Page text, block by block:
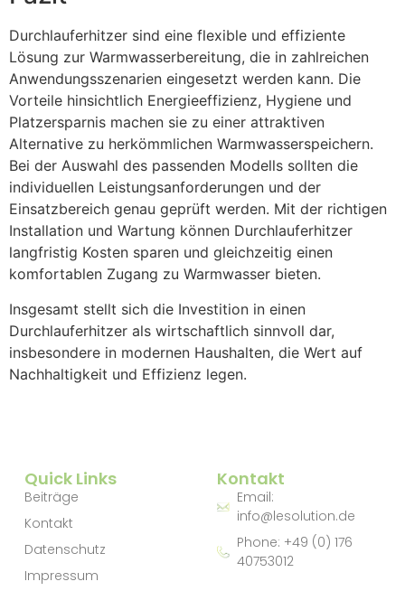
Durchlauferhitzer sind eine flexible und effiziente
Lösung zur Warmwasserbereitung, die in zahlreichen
Anwendungsszenarien eingesetzt werden kann. Die
Vorteile hinsichtlich Energieeffizienz, Hygiene und
Platzersparnis machen sie zu einer attraktiven
Alternative zu herkömmlichen Warmwasserspeichern.
Bei der Auswahl des passenden Modells sollten die
individuellen Leistungsanforderungen und der
Einsatzbereich genau geprüft werden. Mit der richtigen
Installation und Wartung können Durchlauferhitzer
langfristig Kosten sparen und gleichzeitig einen
komfortablen Zugang zu Warmwasser bieten.
Insgesamt stellt sich die Investition in einen
Durchlauferhitzer als wirtschaftlich sinnvoll dar,
insbesondere in modernen Haushalten, die Wert auf
Nachhaltigkeit und Effizienz legen.
Quick Links
Beiträge
Kontakt
Datenschutz
Impressum
Kontakt
Email:
info@lesolution.de
Phone: +49 (0) 176
40753012